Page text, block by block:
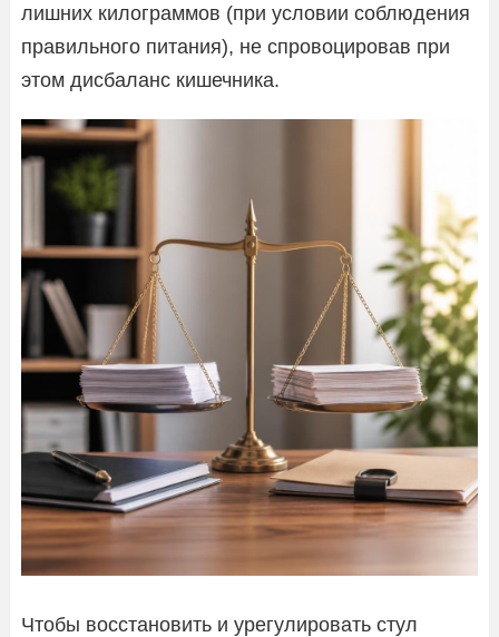
лишних килограммов (при условии соблюдения
правильного питания), не спровоцировав при
этом дисбаланс кишечника.
Чтобы восстановить и урегулировать стул